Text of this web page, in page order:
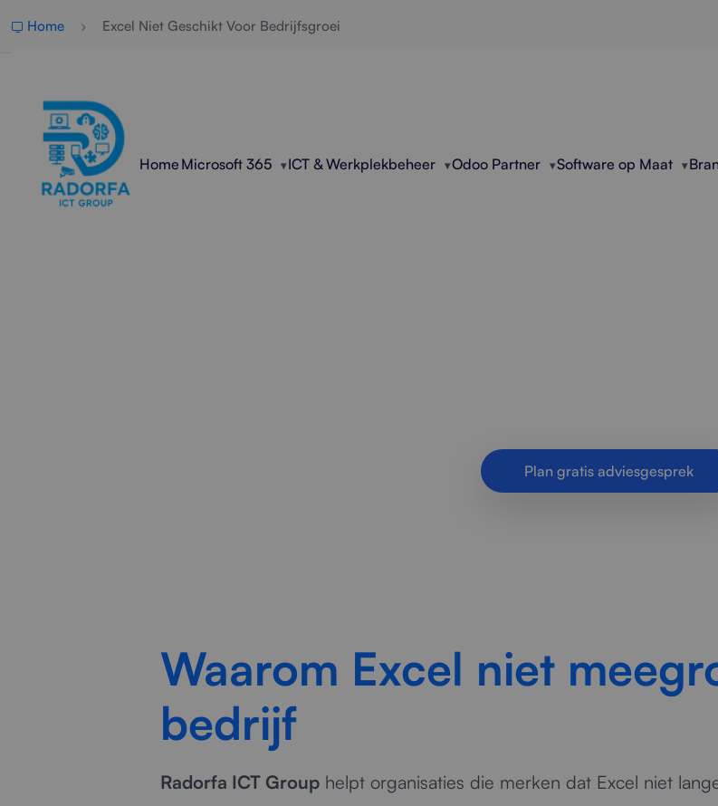
Home Microsoft 365 ICT & Werkplekbeheer Odoo Partner Software op Maat
Home Excel Niet Geschikt Voor Bedrijfsgroei
Plan gratis adviesgesprek
Waarom Excel niet
bedrijf
Radorfa ICT Group helpt organisaties die merken dat Excel niet